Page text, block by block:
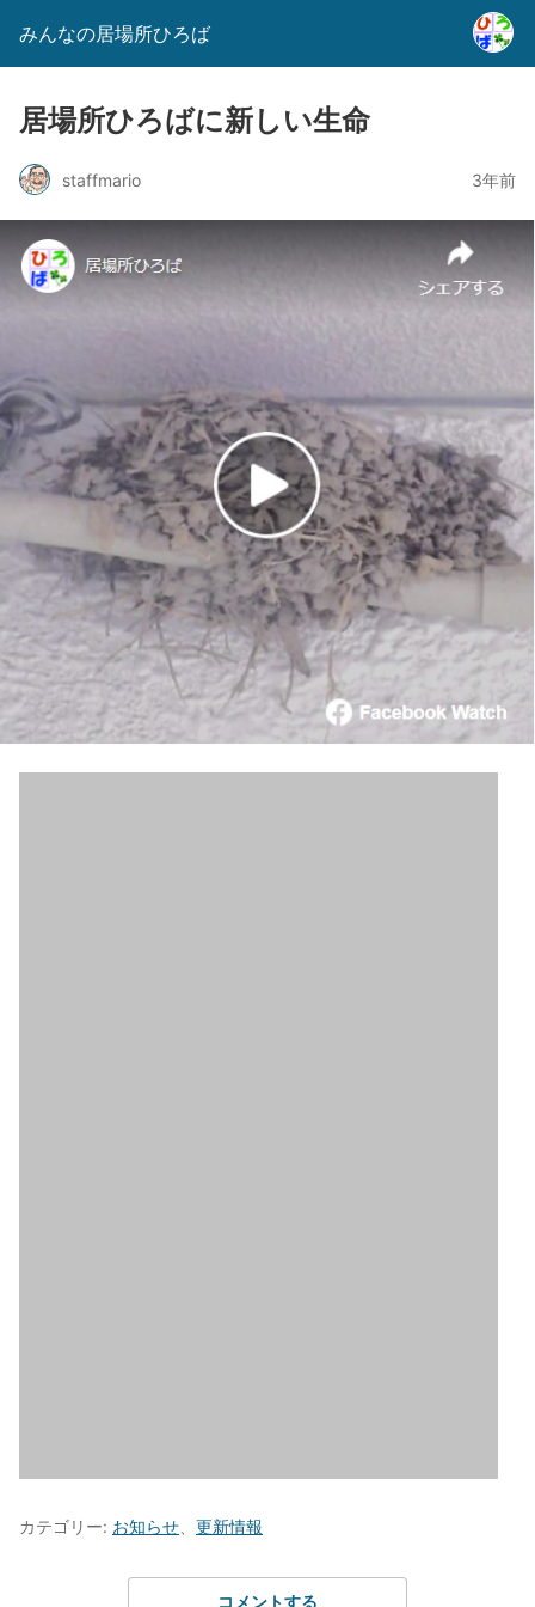
みんなの居場所ひろば
居場所ひろばに新しい生命
staffmario 3年前
カテゴリー: お知らせ 更新情報
コメントする